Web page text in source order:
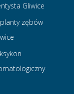
Gliwice
zębów